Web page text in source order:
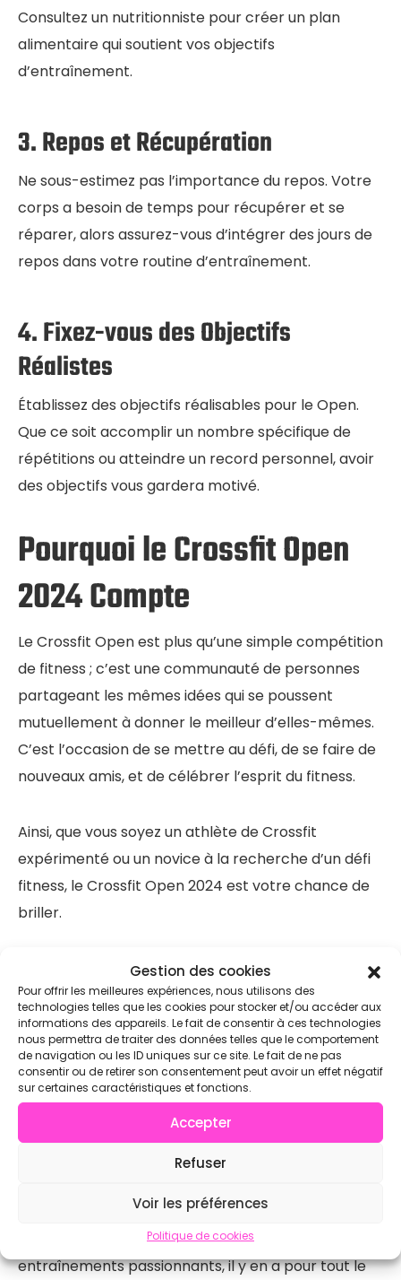
Gestion des cookies
Pour offrir les meilleures expériences, nous utilisons des
technologies telles que les cookies pour stocker et/ou accéder aux
informations des appareils. Le fait de consentir à ces technologies
nous permettra de traiter des données telles que le comportement
de navigation ou les ID uniques sur ce site. Le fait de ne pas
consentir ou de retirer son consentement peut avoir un effet négatif
sur certaines caractéristiques et fonctions.
Accepter
Refuser
Voir les préférences
Politique de cookies
Consultez un nutritionniste pour créer un plan
alimentaire qui soutient vos objectifs
d’entraînement.
3. Repos et Récupération
Ne sous-estimez pas l’importance du repos. Votre
corps a besoin de temps pour récupérer et se
réparer, alors assurez-vous d’intégrer des jours de
repos dans votre routine d’entraînement.
4. Fixez-vous des Objectifs
Réalistes
Établissez des objectifs réalisables pour le Open.
Que ce soit accomplir un nombre spécifique de
répétitions ou atteindre un record personnel, avoir
des objectifs vous gardera motivé.
Pourquoi le Crossfit Open
2024 Compte
Le Crossfit Open est plus qu’une simple compétition
de fitness ; c’est une communauté de personnes
partageant les mêmes idées qui se poussent
mutuellement à donner le meilleur d’elles-mêmes.
C’est l’occasion de se mettre au défi, de se faire de
nouveaux amis, et de célébrer l’esprit du fitness.
Ainsi, que vous soyez un athlète de Crossfit
expérimenté ou un novice à la recherche d’un défi
fitness, le Crossfit Open 2024 est votre chance de
briller.
Le but ultime des Crossfit Open et de décrocher
une place pour lesCrossfit Games! Pour cela il
faut pouvoir se classer parmi les meilleurs athlètes
de sa catégorie : Rx, scales, âge….
Conclusion
Le Crossfit Open 2024 promet d’être une
entier. Avec des catégories d’âge élargies, une
division des athlètes adaptatifs, et des
entraînements passionnants, il y en a pour tout le